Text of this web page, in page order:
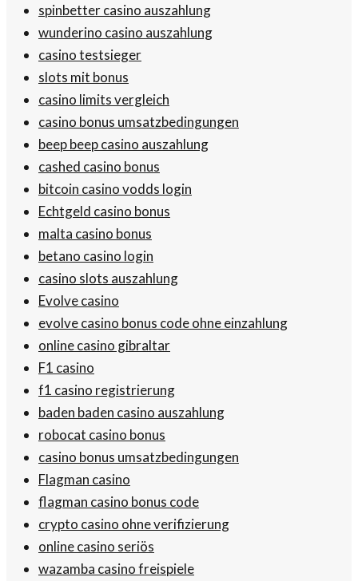
spinbetter casino auszahlung
wunderino casino auszahlung
casino testsieger
slots mit bonus
casino limits vergleich
casino bonus umsatzbedingungen
beep beep casino auszahlung
cashed casino bonus
bitcoin casino vodds login
Echtgeld casino bonus
malta casino bonus
betano casino login
casino slots auszahlung
Evolve casino
evolve casino bonus code ohne einzahlung
online casino gibraltar
F1 casino
f1 casino registrierung
baden baden casino auszahlung
robocat casino bonus
casino bonus umsatzbedingungen
Flagman casino
flagman casino bonus code
crypto casino ohne verifizierung
online casino seriös
wazamba casino freispiele